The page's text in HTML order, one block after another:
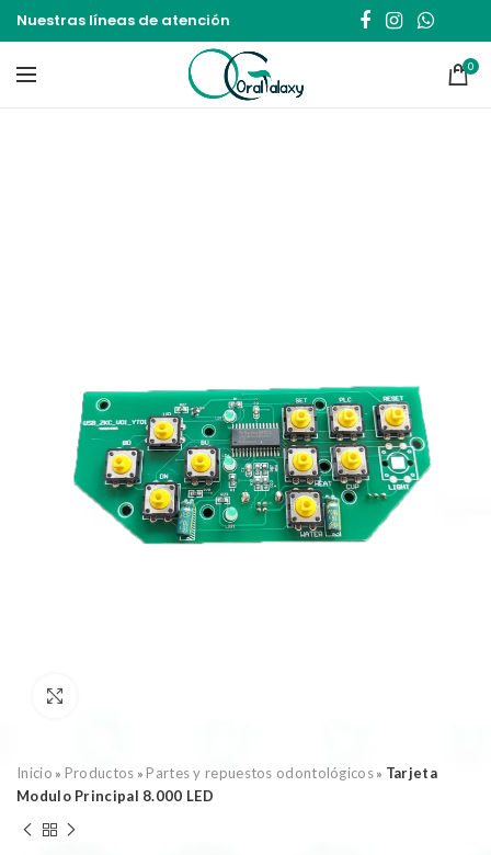
Nuestras líneas de atención
0
Inicio » Productos » Partes y repuestos odontológicos» Tarjeta
Modulo Principal 8.000 LED